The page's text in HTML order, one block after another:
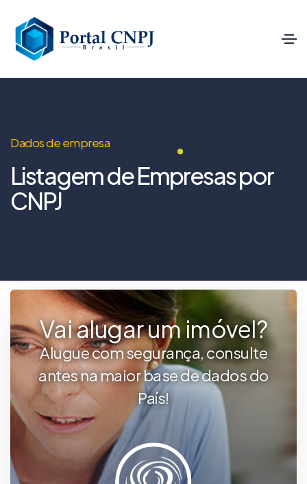
Dados de empresa
Listagem de Empresas por
CNPJ
Vai alugar um imóvel?
Alugue com segurança, consulte
antes na maior base de dados do
País!